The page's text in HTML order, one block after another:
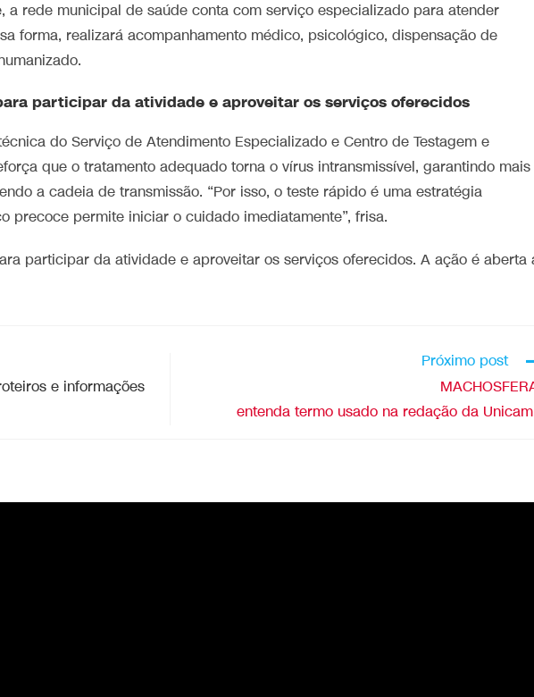
a rede municipal de saúde conta com serviço especializado para atender
forma, realizará acompanhamento médico, psicológico, dispensação de
participar da atividade e aproveitar os serviços oferecidos
do Serviço de Atendimento Especializado e Centro de Testagem e
que o tratamento adequado torna o vírus intransmissível, garantindo mais
a cadeia de transmissão. “Por isso, o teste rápido é uma estratégia
precoce permite iniciar o cuidado imediatamente”, frisa.
participar da atividade e aproveitar os serviços oferecidos. A ação é aberta
e informações
Próximo post
entenda termo usado na redação da